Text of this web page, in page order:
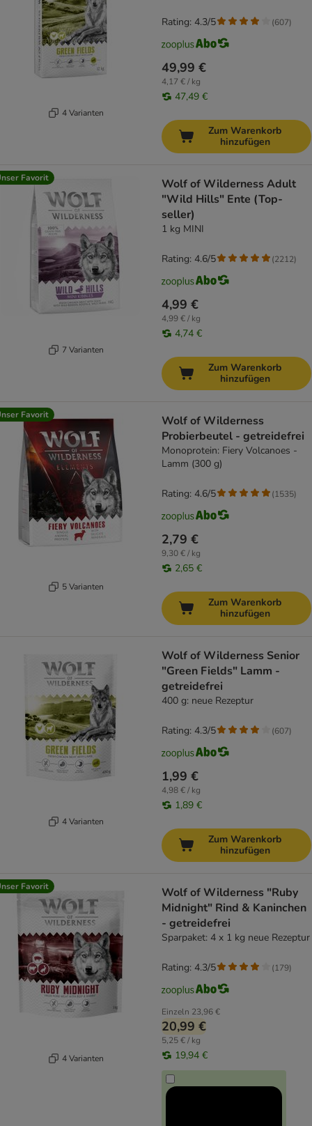
4 Varianten
49,99 €
4,17 € / kg
47,49 €
Rating: 4.3/5 (607)
Zum Warenkorb
hinzufügen
Favorit
7 Varianten
Wolf of Wilderness Adult
"Wild Hills" Ente (Top-
seller)
1 kg MINI
4,99 €
4,99 € / kg
4,74 €
Rating: 4.6/5 (2212)
Zum Warenkorb
hinzufügen
Favorit
5 Varianten
Wolf of Wilderness
Probierbeutel - getreidefrei
Monoprotein: Fiery Volcanoes -
Lamm (300 g)
2,79 €
9,30 € / kg
2,65 €
Rating: 4.6/5 (1535)
Zum Warenkorb
hinzufügen
4 Varianten
Wolf of Wilderness Senior
"Green Fields" Lamm -
getreidefrei
400 g: neue Rezeptur
1,99 €
4,98 € / kg
1,89 €
Rating: 4.3/5 (607)
Zum Warenkorb
hinzufügen
Favorit
4 Varianten
Wolf of Wilderness "Ruby
Midnight" Rind & Kaninchen
- getreidefrei
Sparpaket: 4 x 1 kg neue Rezeptur
Einzeln 23,96 €
20,99 €
5,25 € / kg
19,94 €
Rating: 4.3/5 (179)